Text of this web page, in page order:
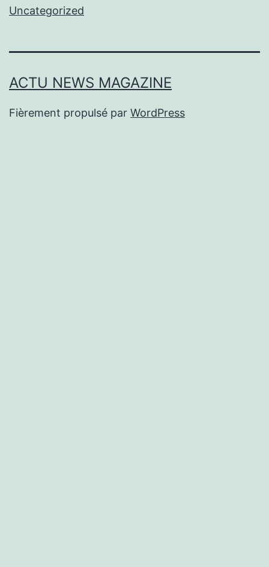
Uncategorized
ACTU NEWS MAGAZINE
Fièrement propulsé par WordPress